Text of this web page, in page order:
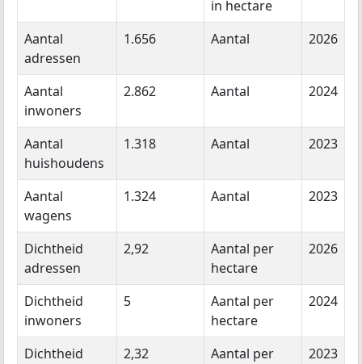
in hectare
Aantal
adressen
1.656 Aantal 2026
Aantal
inwoners
2.862 Aantal 2024
Aantal
huishoudens
1.318 Aantal 2023
Aantal
wagens
1.324 Aantal 2023
Dichtheid
adressen
2,92
Aantal per
hectare
2026
Dichtheid
inwoners
5
Aantal per
hectare
2024
Dichtheid
2,32
Aantal per
2023